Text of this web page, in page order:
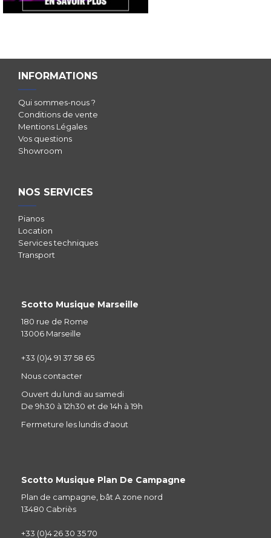
INFORMATIONS
Qui sommes-nous ?
Conditions de vente
Mentions Légales
Vos questions
Showroom
NOS SERVICES
Pianos
Location
Services techniques
Transport
Scotto Musique Marseille
180 rue de Rome
13006 Marseille
+33 (0)4 91 37 58 65
Nous contacter
Ouvert du lundi au samedi
De 9h30 à 12h30 et de 14h à 19h
Fermeture les lundis d'aout
Scotto Musique Plan De Campagne
Plan de campagne, bât A zone nord
13480 Cabriès
+33 (0)4 26 30 35 70